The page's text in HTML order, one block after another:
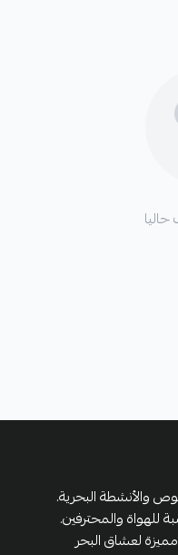
والأنشطة البحرية.
للهواة والمحترفين.
لعشاق البحر